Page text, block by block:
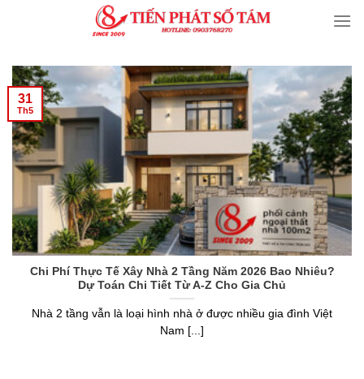
Chi Phí Thực Tế Xây Nhà 2 Tầng Năm 2026 Bao Nhiêu?
Dự Toán Chi Tiết Từ A-Z Cho Gia Chủ
Nhà 2 tầng vẫn là loại hình nhà ở được nhiều gia đình Việt
Nam [...]
31
Th5